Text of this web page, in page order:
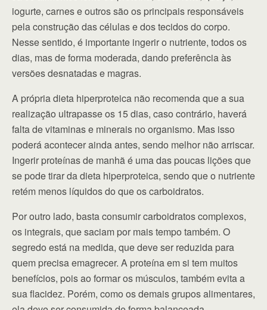
iogurte, carnes e outros são os principais responsáveis
pela construção das células e dos tecidos do corpo.
Nesse sentido, é importante ingerir o nutriente, todos os
dias, mas de forma moderada, dando preferência às
versões desnatadas e magras.
A própria dieta hiperproteica não recomenda que a sua
realização ultrapasse os 15 dias, caso contrário, haverá
falta de vitaminas e minerais no organismo. Mas isso
poderá acontecer ainda antes, sendo melhor não arriscar.
Ingerir proteínas de manhã é uma das poucas lições que
se pode tirar da dieta hiperproteica, sendo que o nutriente
retém menos líquidos do que os carboidratos.
Por outro lado, basta consumir carboidratos complexos,
os integrais, que saciam por mais tempo também. O
segredo está na medida, que deve ser reduzida para
quem precisa emagrecer. A proteína em si tem muitos
benefícios, pois ao formar os músculos, também evita a
sua flacidez. Porém, como os demais grupos alimentares,